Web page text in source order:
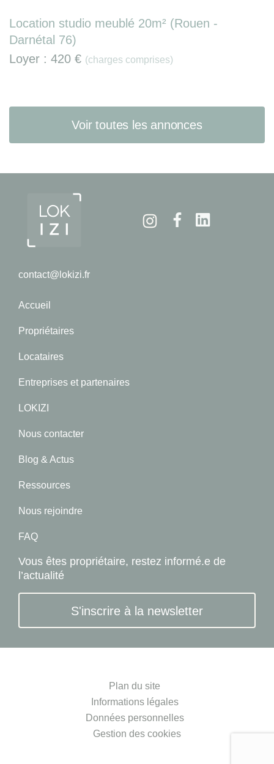
Location studio meublé 20m² (Rouen -
Darnétal 76)
Loyer : 420 € (charges comprises)
Voir toutes les annonces
contact@lokizi.fr
InstagramFacebook
Accueil
Propriétaires
Locataires
Entreprises et partenaires
LOKIZI
Nous contacter
Blog & Actus
Ressources
Nous rejoindre
FAQ
Vous êtes propriétaire, restez informé.e de
l’actualité
S'inscrire à la newsletter
Plan du site
Informations légales
Données personnelles
Gestion des cookies